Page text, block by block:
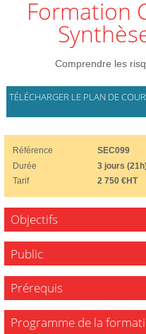
Formation Cybersécurité -
Comprendre les
TÉLÉCHARGER LE PLAN DE
Référence
SEC099
Durée
3 jours
Tarif
2 750 €HT
Objectifs
Public
Prérequis
Programme de la